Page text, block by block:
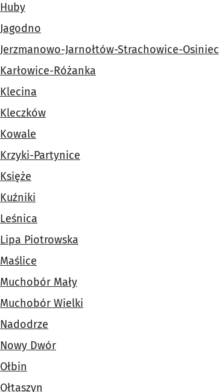
Huby
Jagodno
Jerzmanowo-Jarnołtów-Strachowice-Osiniec
Karłowice-Różanka
Klecina
Kleczków
Kowale
Krzyki-Partynice
Księże
Kuźniki
Leśnica
Lipa Piotrowska
Maślice
Muchobór Mały
Muchobór Wielki
Nadodrze
Nowy Dwór
Ołbin
Ołtaszyn